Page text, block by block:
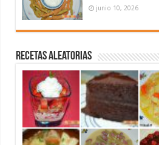
junio 10, 2026
Recetas aleatorias